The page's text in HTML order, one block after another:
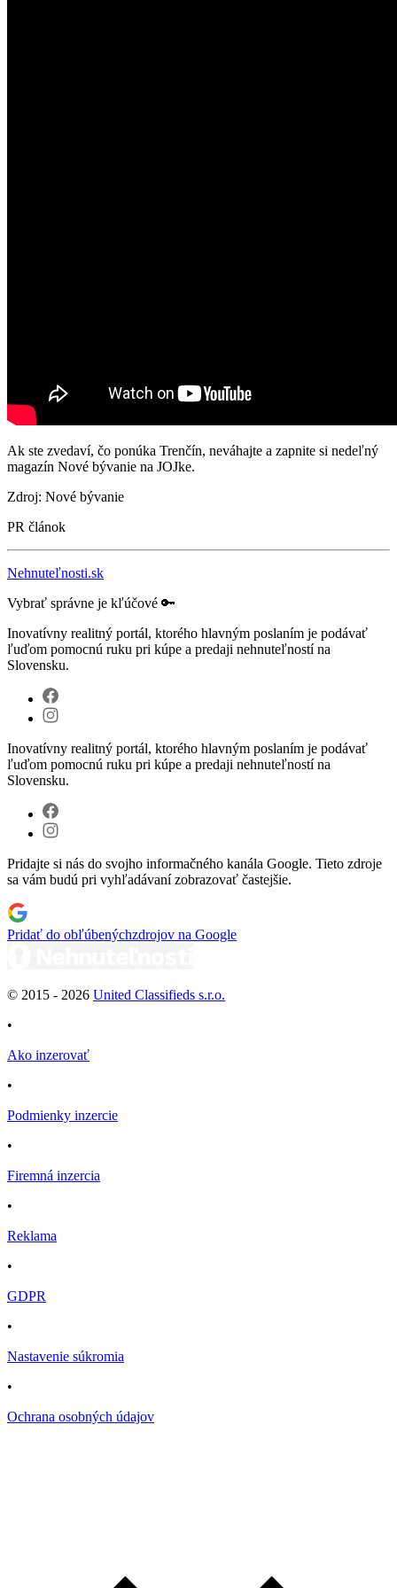
Ak ste zvedaví, čo ponúka Trenčín, neváhajte a zapnite si nedeľný
magazín Nové bývanie na JOJke.
Zdroj: Nové bývanie
PR článok
Nehnuteľnosti.sk
Vybrať správne je kľúčové 🔑
Inovatívny realitný portál, ktorého hlavným poslaním je podávať
ľuďom pomocnú ruku pri kúpe a predaji nehnuteľností na
Slovensku.
Inovatívny realitný portál, ktorého hlavným poslaním je podávať
ľuďom pomocnú ruku pri kúpe a predaji nehnuteľností na
Slovensku.
Pridajte si nás do svojho informačného kanála Google. Tieto zdroje
sa vám budú pri vyhľadávaní zobrazovať častejšie.
Pridať do obľúbenýchzdrojov na Google
© 2015 - 2026 United Classifieds s.r.o.
•
Ako inzerovať
•
Podmienky inzercie
•
Firemná inzercia
•
Reklama
•
GDPR
•
Nastavenie súkromia
•
Ochrana osobných údajov